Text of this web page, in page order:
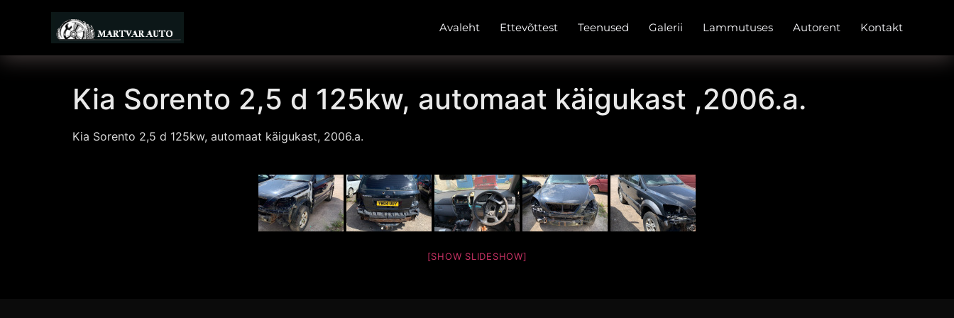
Avaleht Ettevõttest Teenused Galerii Lammutuses Autorent Kontakt
Kia Sorento 2,5 d 125kw, automaat käigukast ,2006.a.
Kia Sorento 2,5 d 125kw, automaat käigukast, 2006.a.
[SHOW SLIDESHOW]